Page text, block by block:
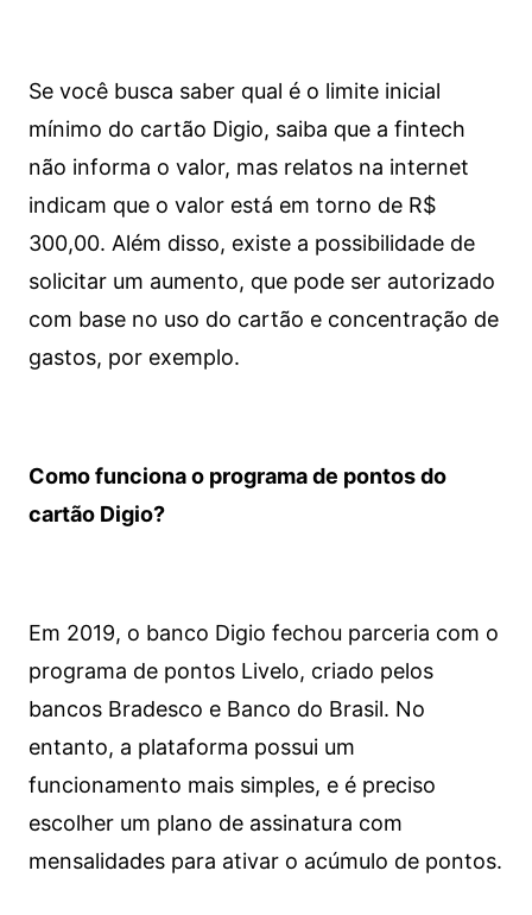
Se você busca saber qual é o limite inicial
mínimo do cartão Digio, saiba que a fintech
não informa o valor, mas relatos na internet
indicam que o valor está em torno de R$
300,00. Além disso, existe a possibilidade de
solicitar um aumento, que pode ser autorizado
com base no uso do cartão e concentração de
gastos, por exemplo.
Como funciona o programa de pontos do
cartão Digio?
Em 2019, o banco Digio fechou parceria com o
programa de pontos Livelo, criado pelos
bancos Bradesco e Banco do Brasil. No
entanto, a plataforma possui um
funcionamento mais simples, e é preciso
escolher um plano de assinatura com
mensalidades para ativar o acúmulo de pontos.